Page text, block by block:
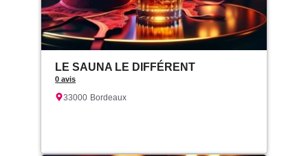
LE SAUNA LE DIFFÉRENT
0 avis
33000 Bordeaux